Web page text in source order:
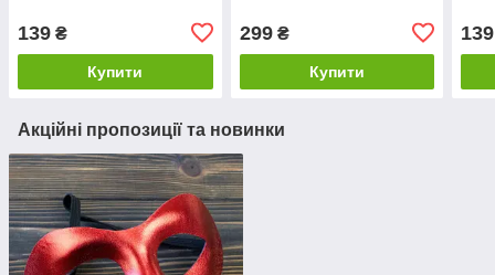
139 ₴
Купити
299₴
Купити
139
Акційні пропозиції та новинки